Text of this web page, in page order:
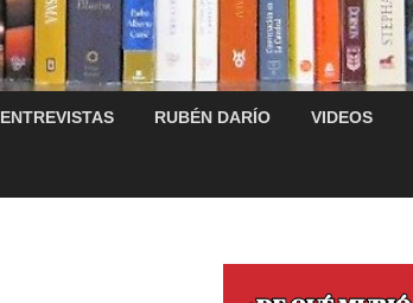
ENTREVISTAS RUBÉN DARÍO VIDEOS